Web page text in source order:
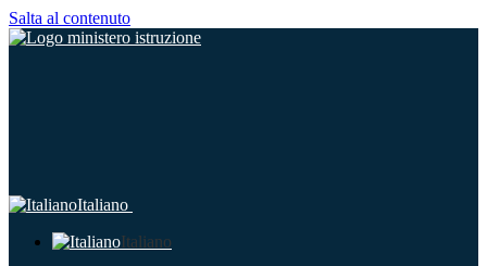
Salta al contenuto
Italiano
Italiano